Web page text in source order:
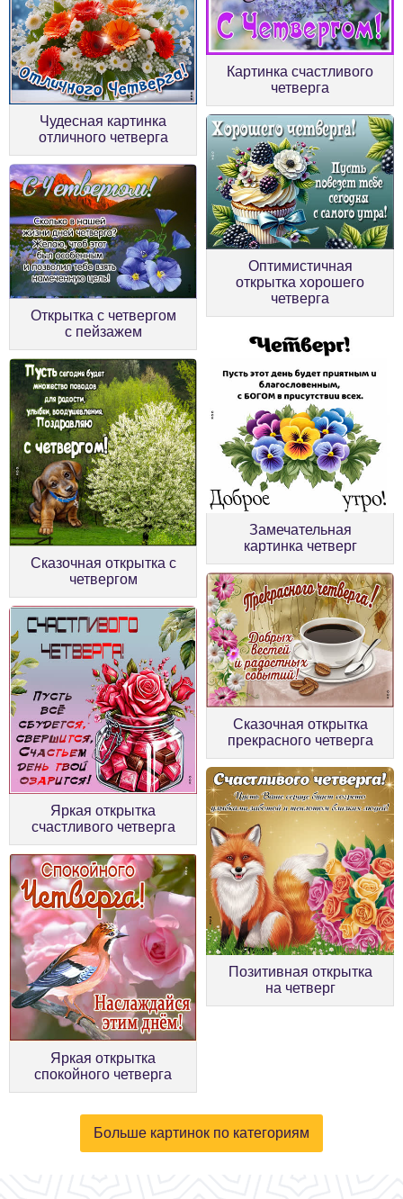
Чудесная картинка
отличного четверга
Картинка счастливого
четверга
Открытка с четвергом
с пейзажем
Оптимистичная
открытка хорошего
четверга
Сказочная открытка с
четвергом
Замечательная
картинка четверг
Яркая открытка
счастливого четверга
Сказочная открытка
прекрасного четверга
Яркая открытка
спокойного четверга
Позитивная открытка
на четверг
Больше картинок по категориям